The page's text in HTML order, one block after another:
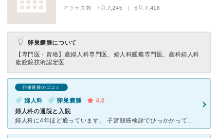
アクセス数 7月:7,245 | 6月:7,418
卵巣嚢腫について
【専門医・資格】 産婦人科専門医、婦人科腫瘍専門医、産科婦人科
腹腔鏡技術認定医
卵巣嚢腫の口コミ
婦人科 卵巣嚢腫
4.0
婦人科の通院と入院
婦人科に4年ほど通っています。 子宮頸癌検診でひっかかって、クリニックからの紹介で手術を受け、その後の経過観察中に卵巣嚢腫ができて再度手術。その後も子宮内膜症の治療で継続して通院しています。 今は